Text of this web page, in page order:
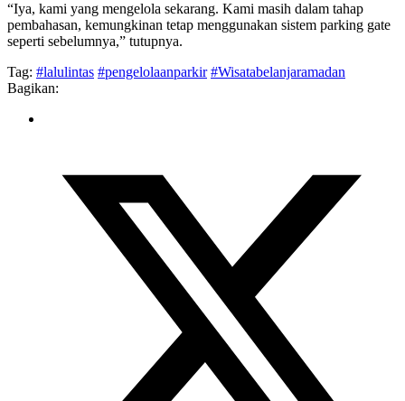
“Iya, kami yang mengelola sekarang. Kami masih dalam tahap
pembahasan, kemungkinan tetap menggunakan sistem parking gate
seperti sebelumnya,” tutupnya.
Tag: #lalulintas #pengelolaanparkir #Wisatabelanjaramadan
Bagikan: